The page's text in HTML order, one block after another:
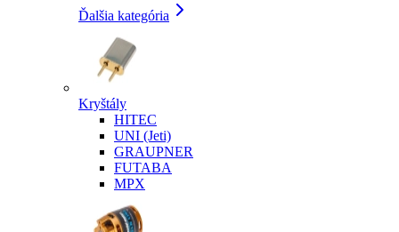
Ďalšia kategória
Kryštály
HITEC
UNI (Jeti)
GRAUPNER
FUTABA
MPX